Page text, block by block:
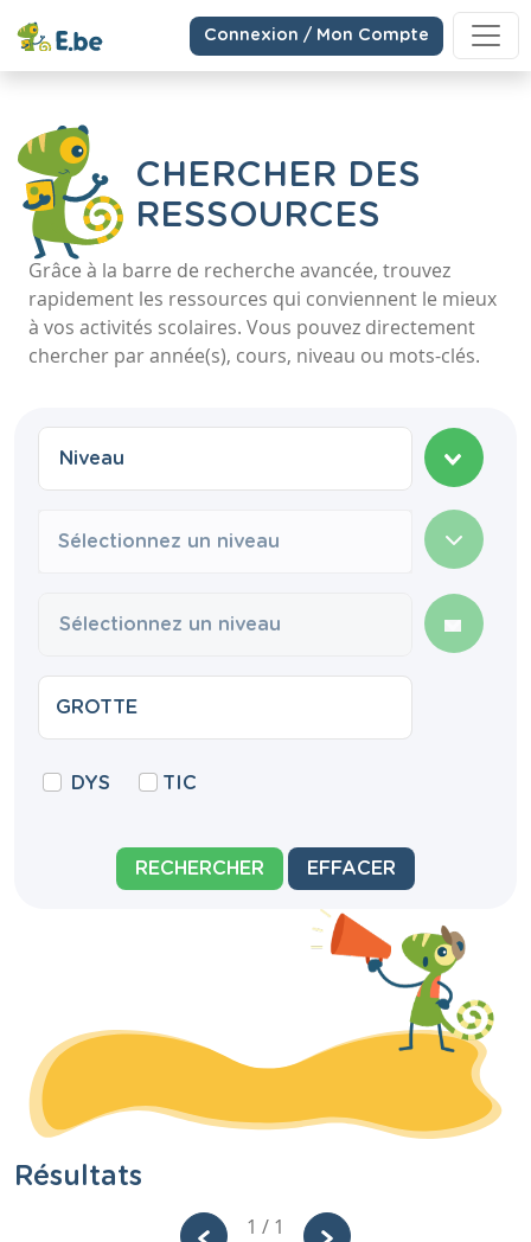
Connexion / Mon Compte
CHERCHER DES
RESSOURCES
Grâce à la barre de recherche avancée, trouvez
rapidement les ressources qui conviennent le mieux
à vos activités scolaires. Vous pouvez directement
chercher par année(s), cours, niveau ou mots-clés.
Sélectionnez un niveau
DYS TIC
RECHERCHER EFFACER
Résultats
1 / 1